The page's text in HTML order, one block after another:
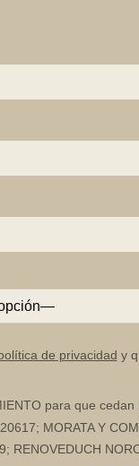
de privacidad y
para que
MORATA Y
RENOVEDUCH